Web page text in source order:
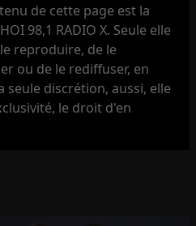
de cette page est la
98,1 RADIO X. Seule elle
reproduire, de le
ou de le rediffuser, en
seule discrétion, aussi, elle
le droit d'en